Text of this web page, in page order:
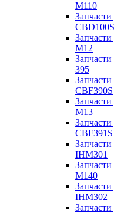
M110
CBD100S
M12
395
CBF390S
M13
CBF391S
IHM301
M140
IHM302